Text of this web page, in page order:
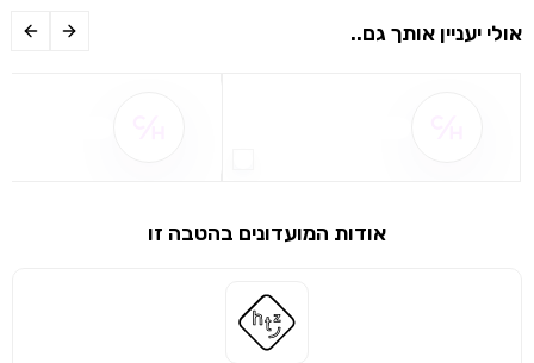
הבנתי, המשך לאתר
אולי יעניין אותך גם..
אודות המועדונים בהטבה זו